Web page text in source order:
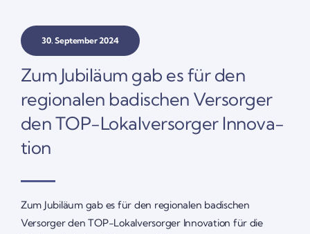
30. September 2024
Zum Jubi­läum gab es für den
regio­nalen badi­schen Versorger
den TOP-Lokal­­­ver­­­­­sorger Inno­va­
tion
Zum Jubi­läum gab es für den regio­nalen badi­schen
Versorger den TOP-Lokal­­ver­­­sorger Inno­va­tion für die